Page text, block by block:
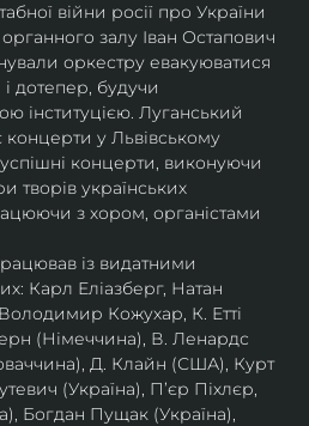
війни росії про України
залу Іван Остапович
оркестру евакуюватися
дотепер, будучи
інституцією. Луганський
у Львівському
концерти, виконуючи
творів українських
з хором, органістами
із видатними
Карл Еліазберг, Натан
Кожухар, К. Етті
(Німеччина), В. Ленардс
Д. Клайн (США), Курт
(Україна), П’єр Піхлєр,
Богдан Пущак (Україна),